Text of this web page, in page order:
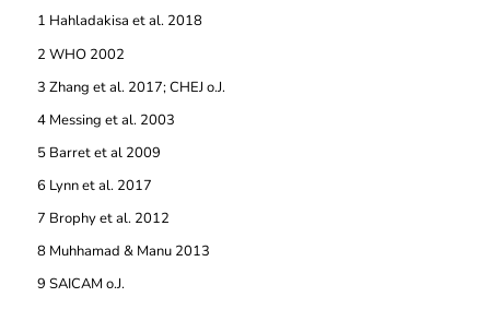
1 Hahladakisa et al. 2018
2 WHO 2002
3 Zhang et al. 2017; CHEJ o.J.
4 Messing et al. 2003
5 Barret et al 2009
6 Lynn et al. 2017
7 Brophy et al. 2012
8 Muhhamad & Manu 2013
9 SAICAM o.J.